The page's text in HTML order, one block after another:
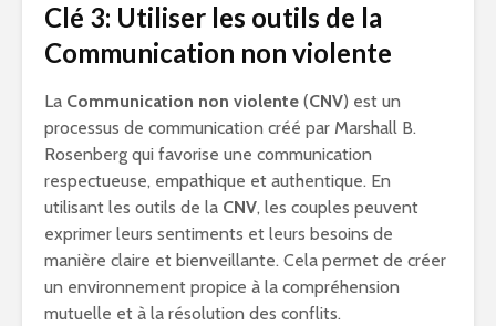
Clé 3: Utiliser les outils de la
Communication non violente
La Communication non violente (CNV) est un
processus de communication créé par Marshall B.
Rosenberg qui favorise une communication
respectueuse, empathique et authentique. En
utilisant les outils de la CNV, les couples peuvent
exprimer leurs sentiments et leurs besoins de
manière claire et bienveillante. Cela permet de créer
un environnement propice à la compréhension
mutuelle et à la résolution des conflits.